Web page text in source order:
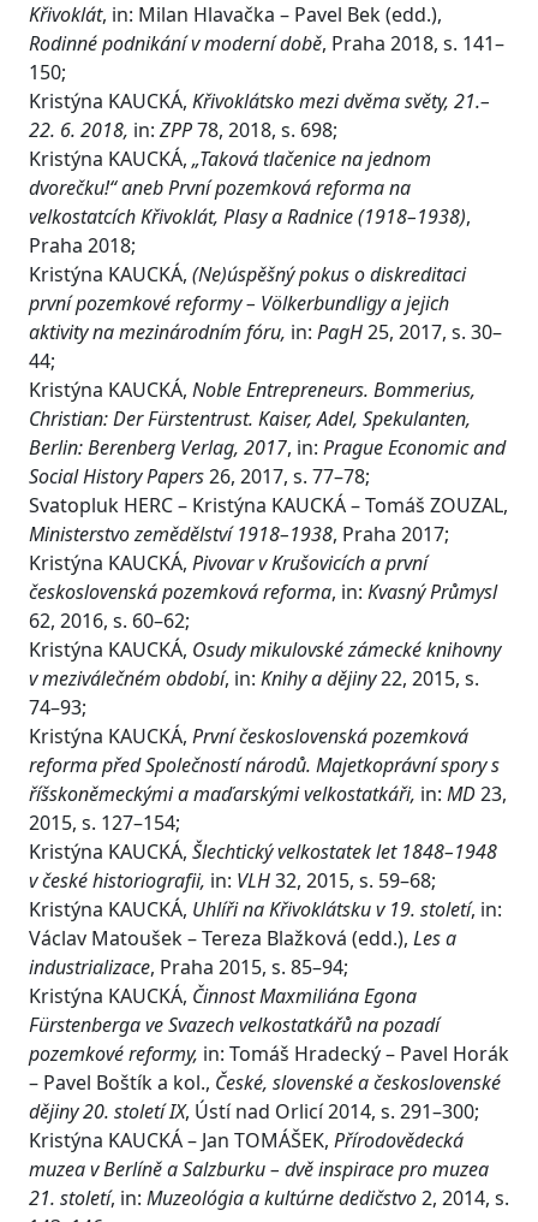
Křivoklát, in: Milan Hlavačka – Pavel Bek (edd.),
Rodinné podnikání v moderní době, Praha 2018, s. 141–
150;
Kristýna KAUCKÁ, Křivoklátsko mezi dvěma světy, 21.–
22. 6. 2018, in: ZPP78, 2018, s. 698;
Kristýna KAUCKÁ, „Taková tlačenice na jednom
dvorečku!“ aneb První pozemková reforma na
velkostatcích Křivoklát, Plasy a Radnice (1918–1938),
Praha 2018;
Kristýna KAUCKÁ, (Ne)úspěšný pokus o diskreditaci
první pozemkové reformy – Völkerbundligy a jejich
aktivity na mezinárodním fóru, in: PagH25, 2017, s. 30–
44;
Kristýna KAUCKÁ, Noble Entrepreneurs. Bommerius,
Christian: Der Fürstentrust. Kaiser, Adel, Spekulanten,
Berlin: Berenberg Verlag, 2017, in: Prague Economic and
Social History Papers26, 2017, s. 77–78;
Svatopluk HERC – Kristýna KAUCKÁ – Tomáš ZOUZAL,
Ministerstvo zemědělství 1918–1938, Praha 2017;
Kristýna KAUCKÁ, Pivovar v Krušovicích a první
československá pozemková reforma, in: KvasnýPrůmysl
62, 2016, s. 60–62;
Kristýna KAUCKÁ, Osudy mikulovské zámecké knihovny
v meziválečném období, in: Knihy a dějiny22, 2015, s.
74–93;
Kristýna KAUCKÁ, První československá pozemková
reforma před Společností národů. Majetkoprávní spory s
říšskoněmeckými a maďarskými velkostatkáři, in: MD23,
2015, s. 127–154;
Kristýna KAUCKÁ, Šlechtický velkostatek let 1848–1948
v české historiografii, in: VLH32, 2015, s. 59–68;
Kristýna KAUCKÁ, Uhlíři na Křivoklátsku v 19. století, in:
Václav Matoušek – Tereza Blažková (edd.), Les a
industrializace, Praha 2015, s. 85–94;
Kristýna KAUCKÁ, Činnost Maxmiliána Egona
Fürstenberga ve Svazech velkostatkářů na pozadí
pozemkové reformy, in: Tomáš Hradecký – Pavel Horák
– Pavel Boštík a kol., České, slovenské a československé
dějiny 20. století IX, Ústí nad Orlicí 2014, s. 291–300;
Kristýna KAUCKÁ – Jan TOMÁŠEK, Přírodovědecká
muzea v Berlíně a Salzburku – dvě inspirace pro muzea
21. století, in: Muzeológia a kultúrne dedičstvo2, 2014, s.